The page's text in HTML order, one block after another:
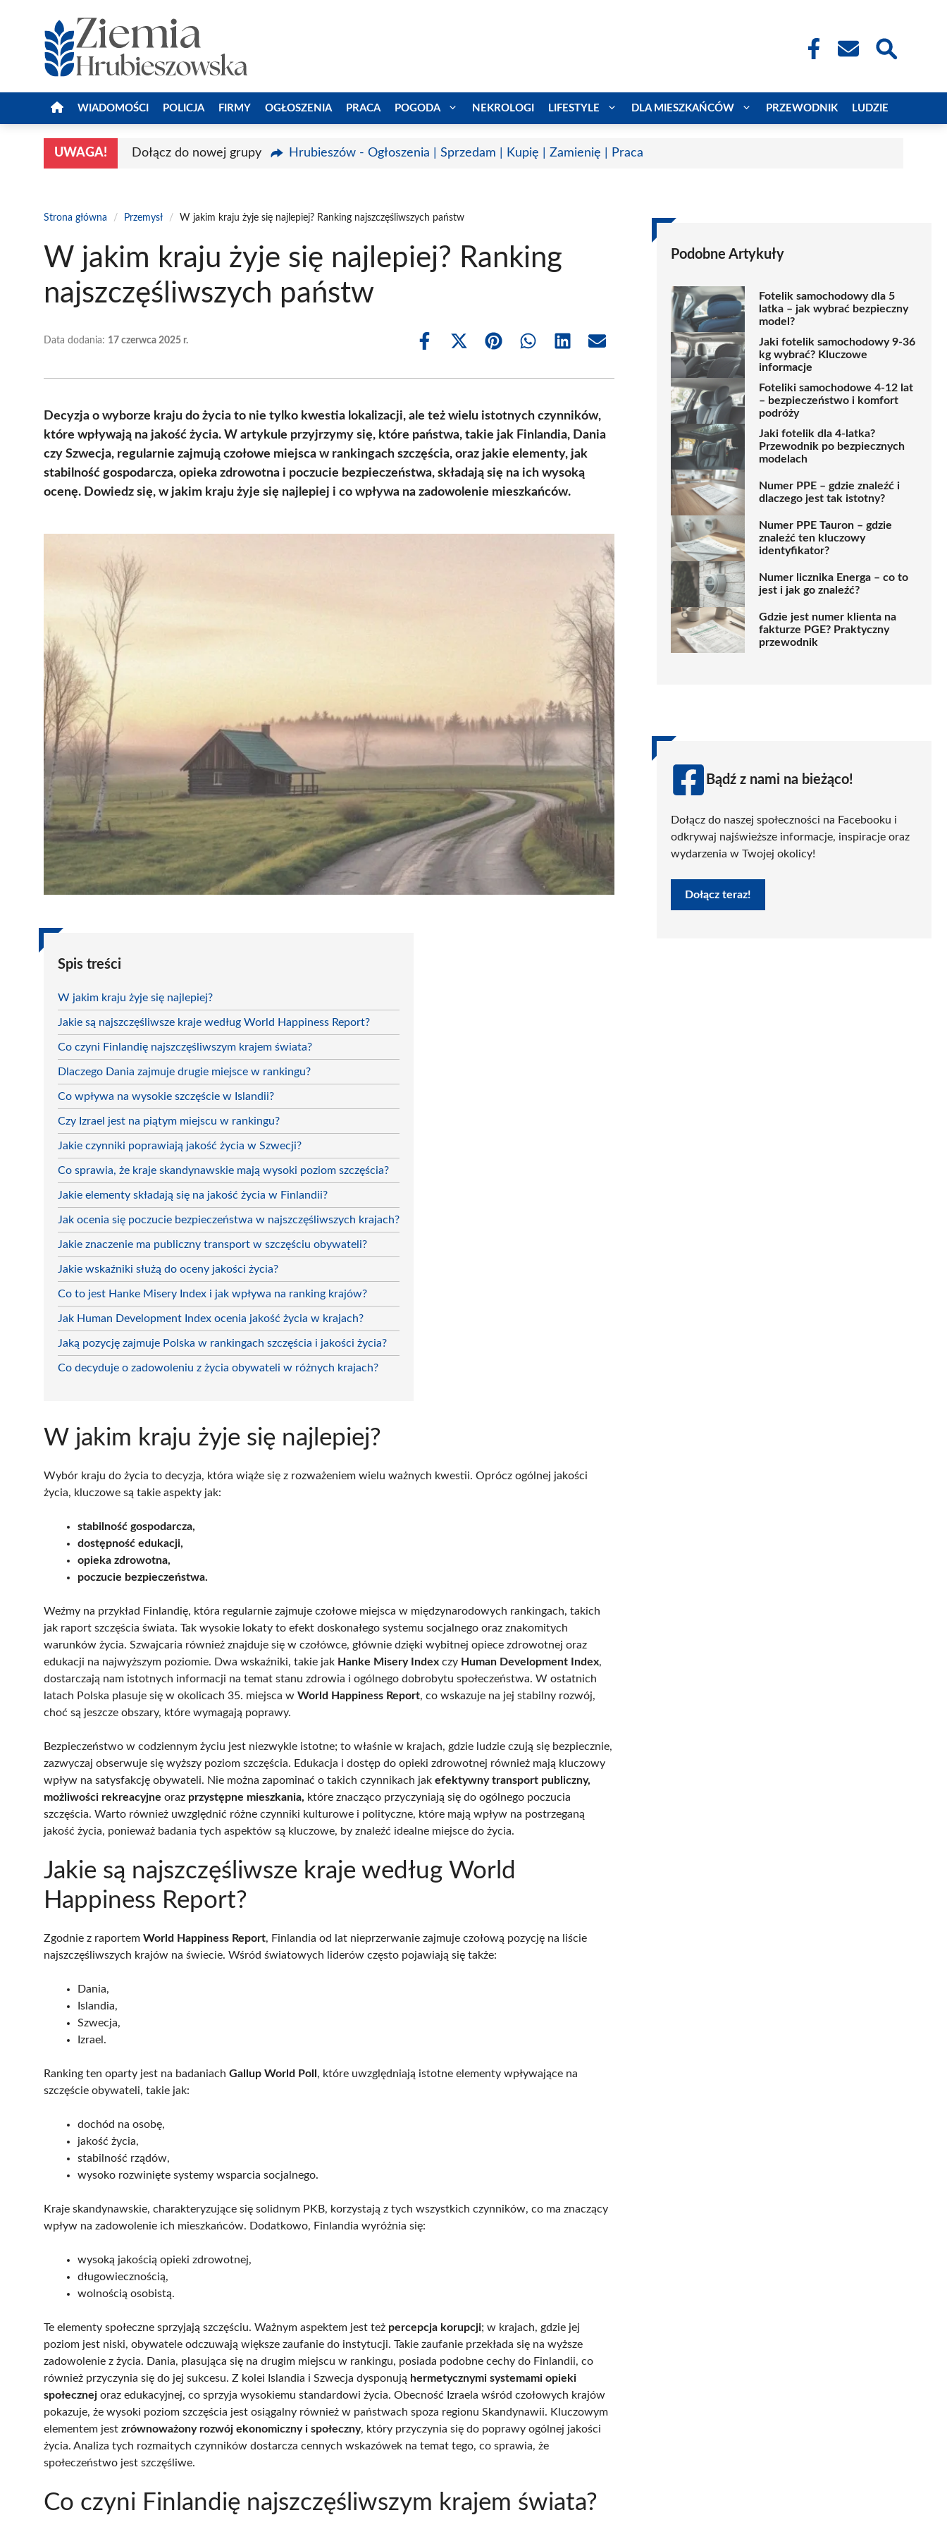
WIADOMOŚCI POLICJA FIRMY OGŁOSZENIA PRACA POGODA NEKROLOGI LIFESTYLE DLA MIESZKAŃCÓW PRZEWODNIK LUDZIE
UWAGA! Dołącz do nowej grupy Hrubieszów - Ogłoszenia | Sprzedam | Kupię | Zamienię | Praca
Strona główna / Przemysł / W jakim kraju żyje się najlepiej? Ranking najszczęśliwszych państw
W jakim kraju żyje się najlepiej? Ranking
najszczęśliwszych państw
Data dodania: 17 czerwca 2025 r.
Share
Share
(Twitter)
Share Share Share Share
Decyzja o wyborze kraju do życia to nie tylko kwestia lokalizacji, ale też wielu istotnych czynników,
które wpływają na jakość życia. W artykule przyjrzymy się, które państwa, takie jak Finlandia, Dania
czy Szwecja, regularnie zajmują czołowe miejsca w rankingach szczęścia, oraz jakie elementy, jak
stabilność gospodarcza, opieka zdrowotna i poczucie bezpieczeństwa, składają się na ich wysoką
ocenę. Dowiedz się, w jakim kraju żyje się najlepiej i co wpływa na zadowolenie mieszkańców.
Spis treści
W jakim kraju żyje się najlepiej?
Jakie są najszczęśliwsze kraje według World Happiness Report?
Co czyni Finlandię najszczęśliwszym krajem świata?
Dlaczego Dania zajmuje drugie miejsce w rankingu?
Co wpływa na wysokie szczęście w Islandii?
Czy Izrael jest na piątym miejscu w rankingu?
Jakie czynniki poprawiają jakość życia w Szwecji?
Co sprawia, że kraje skandynawskie mają wysoki poziom szczęścia?
Jakie elementy składają się na jakość życia w Finlandii?
Jak ocenia się poczucie bezpieczeństwa w najszczęśliwszych krajach?
Jakie znaczenie ma publiczny transport w szczęściu obywateli?
Jakie wskaźniki służą do oceny jakości życia?
Co to jest Hanke Misery Index i jak wpływa na ranking krajów?
Jak Human Development Index ocenia jakość życia w krajach?
Jaką pozycję zajmuje Polska w rankingach szczęścia i jakości życia?
Co decyduje o zadowoleniu z życia obywateli w różnych krajach?
W jakim kraju żyje się najlepiej?
Wybór kraju do życia to decyzja, która wiąże się z rozważeniem wielu ważnych kwestii. Oprócz ogólnej jakości
życia, kluczowe są takie aspekty jak:
stabilność gospodarcza,
dostępność edukacji,
opieka zdrowotna,
poczucie bezpieczeństwa.
Weźmy na przykład Finlandię, która regularnie zajmuje czołowe miejsca w międzynarodowych rankingach, takich
jak raport szczęścia świata. Tak wysokie lokaty to efekt doskonałego systemu socjalnego oraz znakomitych
warunków życia. Szwajcaria również znajduje się w czołówce, głównie dzięki wybitnej opiece zdrowotnej oraz
edukacji na najwyższym poziomie. Dwa wskaźniki, takie jak Hanke Misery Index czy Human Development Index,
dostarczają nam istotnych informacji na temat stanu zdrowia i ogólnego dobrobytu społeczeństwa. W ostatnich
latach Polska plasuje się w okolicach 35. miejsca w World Happiness Report, co wskazuje na jej stabilny rozwój,
choć są jeszcze obszary, które wymagają poprawy.
Bezpieczeństwo w codziennym życiu jest niezwykle istotne; to właśnie w krajach, gdzie ludzie czują się bezpiecznie,
zazwyczaj obserwuje się wyższy poziom szczęścia. Edukacja i dostęp do opieki zdrowotnej również mają kluczowy
wpływ na satysfakcję obywateli. Nie można zapominać o takich czynnikach jak efektywny transport publiczny,
możliwości rekreacyjne oraz przystępne mieszkania, które znacząco przyczyniają się do ogólnego poczucia
szczęścia. Warto również uwzględnić różne czynniki kulturowe i polityczne, które mają wpływ na postrzeganą
jakość życia, ponieważ badania tych aspektów są kluczowe, by znaleźć idealne miejsce do życia.
Jakie są najszczęśliwsze kraje według World
Happiness Report?
Zgodnie z raportem World Happiness Report, Finlandia od lat nieprzerwanie zajmuje czołową pozycję na liście
najszczęśliwszych krajów na świecie. Wśród światowych liderów często pojawiają się także:
Dania,
Islandia,
Szwecja,
Izrael.
Ranking ten oparty jest na badaniach Gallup World Poll , które uwzględniają istotne elementy wpływające na
szczęście obywateli, takie jak:
dochód na osobę,
jakość życia,
stabilność rządów,
wysoko rozwinięte systemy wsparcia socjalnego.
Kraje skandynawskie, charakteryzujące się solidnym PKB, korzystają z tych wszystkich czynników, co ma znaczący
wpływ na zadowolenie ich mieszkańców. Dodatkowo, Finlandia wyróżnia się:
wysoką jakością opieki zdrowotnej,
długowiecznością,
wolnością osobistą.
Te elementy społeczne sprzyjają szczęściu. Ważnym aspektem jest też percepcja korupcji; w krajach, gdzie jej
poziom jest niski, obywatele odczuwają większe zaufanie do instytucji. Takie zaufanie przekłada się na wyższe
zadowolenie z życia. Dania, plasująca się na drugim miejscu w rankingu, posiada podobne cechy do Finlandii, co
również przyczynia się do jej sukcesu. Z kolei Islandia i Szwecja dysponują hermetycznymi systemami opieki
społecznej oraz edukacyjnej, co sprzyja wysokiemu standardowi życia. Obecność Izraela wśród czołowych krajów
pokazuje, że wysoki poziom szczęścia jest osiągalny również w państwach spoza regionu Skandynawii. Kluczowym
elementem jest zrównoważony rozwój ekonomiczny i społeczny, który przyczynia się do poprawy ogólnej jakości
życia. Analiza tych rozmaitych czynników dostarcza cennych wskazówek na temat tego, co sprawia, że
społeczeństwo jest szczęśliwe.
Co czyni Finlandię najszczęśliwszym krajem świata?
Podobne Artykuły
Fotelik samochodowy dla 5
latka – jak wybrać bezpieczny
model?
Jaki fotelik samochodowy 9-36
kg wybrać? Kluczowe
informacje
Foteliki samochodowe 4-12 lat
– bezpieczeństwo i komfort
podróży
Jaki fotelik dla 4-latka?
Przewodnik po bezpiecznych
modelach
Numer PPE – gdzie znaleźć i
dlaczego jest tak istotny?
Numer PPE Tauron – gdzie
znaleźć ten kluczowy
identyfikator?
Numer licznika Energa – co to
jest i jak go znaleźć?
Gdzie jest numer klienta na
fakturze PGE? Praktyczny
przewodnik
Bądź z nami na bieżąco!
Dołącz do naszej społeczności na Facebooku i
odkrywaj najświeższe informacje, inspiracje oraz
wydarzenia w Twojej okolicy!
Dołącz teraz!